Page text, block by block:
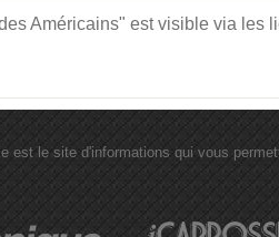
Américains" est visible via les
est le site d'informations qui vous